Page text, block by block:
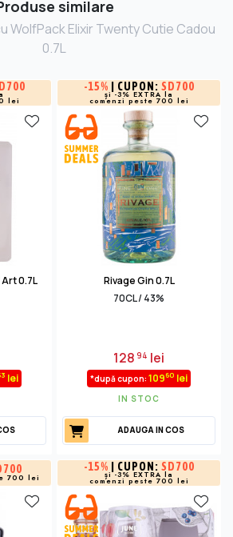
similare
WolfPack Elixir Twenty Cutie Cadou
0.7L
lei
0.7L
lei
-15% | CUPON: SD700
și -3% EXTRA la
comenzi peste 700 lei
Rivage Gin 0.7L
70CL / 43%
12894 lei
*după cupon: 10960 lei
IN STOC
ADAUGA IN COS
700 lei
-15% | CUPON: SD700
și -3% EXTRA la
comenzi peste 700 lei